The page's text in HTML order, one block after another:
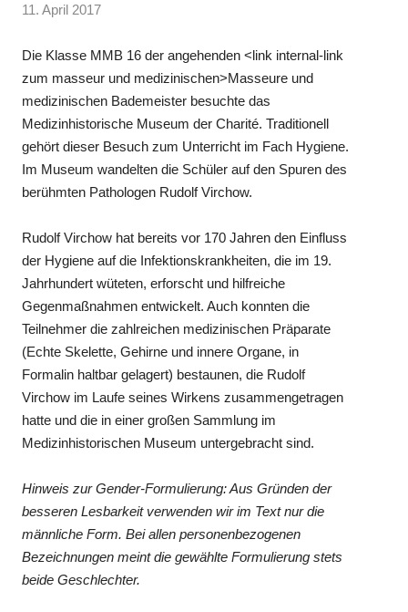
11. April 2017
Die Klasse MMB 16 der angehenden <link internal-link
zum masseur und medizinischen>Masseure und
medizinischen Bademeister besuchte das
Medizinhistorische Museum der Charité. Traditionell
gehört dieser Besuch zum Unterricht im Fach Hygiene.
Im Museum wandelten die Schüler auf den Spuren des
berühmten Pathologen Rudolf Virchow.
Rudolf Virchow hat bereits vor 170 Jahren den Einfluss
der Hygiene auf die Infektionskrankheiten, die im 19.
Jahrhundert wüteten, erforscht und hilfreiche
Gegenmaßnahmen entwickelt. Auch konnten die
Teilnehmer die zahlreichen medizinischen Präparate
(Echte Skelette, Gehirne und innere Organe, in
Formalin haltbar gelagert) bestaunen, die Rudolf
Virchow im Laufe seines Wirkens zusammengetragen
hatte und die in einer großen Sammlung im
Medizinhistorischen Museum untergebracht sind.
Hinweis zur Gender-Formulierung: Aus Gründen der
besseren Lesbarkeit verwenden wir im Text nur die
männliche Form. Bei allen personenbezogenen
Bezeichnungen meint die gewählte Formulierung stets
beide Geschlechter.